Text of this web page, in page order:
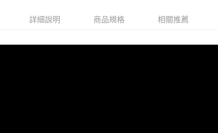
３．未成年的使用者請事先徵得法定代理人或監護人之同意方可使用
４．使用「AFTEE先享後付」時，將依據個別帳號之用戶狀況，依本公司即
詳細說明 商品規格 相關推薦